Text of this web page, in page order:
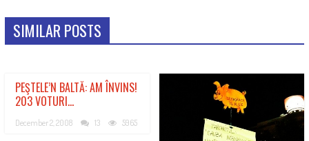
SIMILAR POSTS
PEŞTELE’N BALTĂ: AM ÎNVINS!
203 VOTURI…
December 2, 2008 13 5965